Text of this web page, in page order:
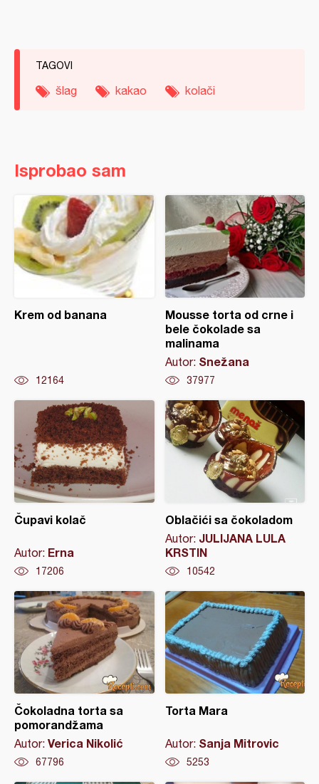
TAGOVI
šlag kakao kolači
Isprobao sam
Krem od banana
12164
Mousse torta od crne i
bele čokolade sa
malinama
Autor: Snežana
37977
Čupavi kolač
Autor: Erna
17206
Oblačići sa čokoladom
Autor: JULIJANA LULA
KRSTIN
10542
Čokoladna torta sa
pomorandžama
Autor: Verica Nikolić
67796
Torta Mara
Autor: Sanja Mitrovic
5253